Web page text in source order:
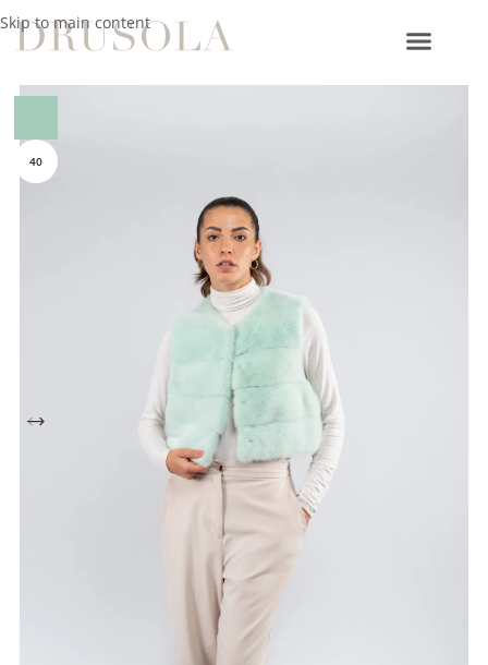
Skip to main content
Home /Collezioni esclusive Visone
40